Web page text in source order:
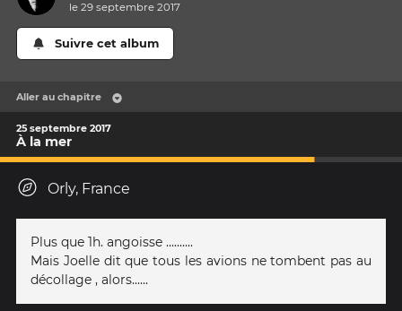
le 29 septembre 2017
Suivre cet album
Aller au chapitre
25 septembre 2017
À la mer
Orly, France
Plus que 1h. angoisse ..........
Mais Joelle dit que tous les avions ne tombent pas au
décollage , alors......